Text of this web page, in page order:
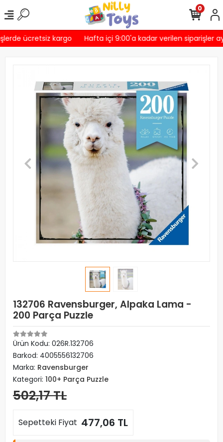
ücretsiz kargo Hafta içi 9:00'a kadar verilen siparişler
0
132706 Ravensburger, Alpaka Lama -
200 Parça Puzzle
Ürün Kodu: 026R.132706
Barkod: 4005556132706
Marka: Ravensburger
Kategori: 100+ Parça Puzzle
502,17 TL
Sepetteki Fiyat 477,06 TL